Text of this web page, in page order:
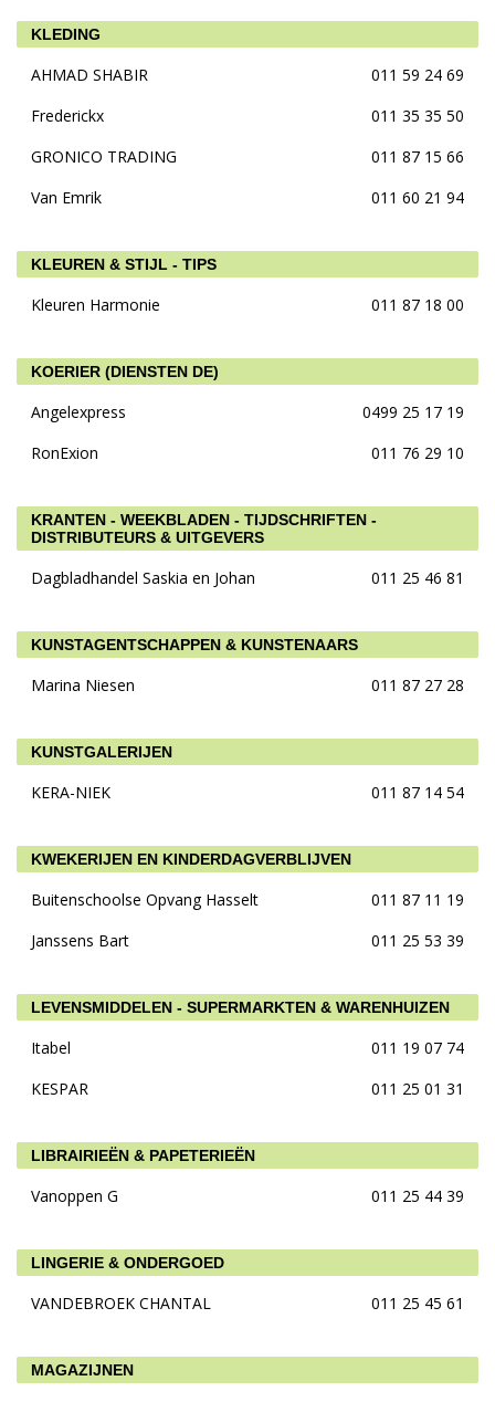
KLEDING
AHMAD SHABIR
011 59 24 69
Frederickx
011 35 35 50
GRONICO TRADING
011 87 15 66
Van Emrik
011 60 21 94
KLEUREN & STIJL - TIPS
Kleuren Harmonie 011 87 18 00
KOERIER (DIENSTEN DE)
Angelexpress
0499 25 17 19
RonExion
011 76 29 10
KRANTEN - WEEKBLADEN - TIJDSCHRIFTEN -
DISTRIBUTEURS & UITGEVERS
Dagbladhandel Saskia en Johan 011 25 46 81
KUNSTAGENTSCHAPPEN & KUNSTENAARS
Marina Niesen 011 87 27 28
KUNSTGALERIJEN
KERA-NIEK 011 87 14 54
KWEKERIJEN EN KINDERDAGVERBLIJVEN
Buitenschoolse Opvang Hasselt
011 87 11 19
Janssens Bart
011 25 53 39
LEVENSMIDDELEN - SUPERMARKTEN & WARENHUIZEN
Itabel
011 19 07 74
KESPAR
011 25 01 31
LIBRAIRIEËN & PAPETERIEËN
Vanoppen G 011 25 44 39
LINGERIE & ONDERGOED
VANDEBROEK CHANTAL 011 25 45 61
MAGAZIJNEN